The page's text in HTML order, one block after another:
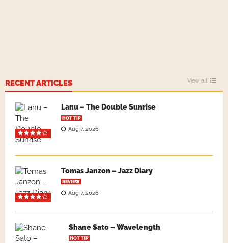
RECENT ARTICLES View all
Lanu – The Double Sunrise
HOT TIP
Aug 7, 2026
Tomas Janzon – Jazz Diary
REVIEW
Aug 7, 2026
Shane Sato – Wavelength
HOT TIP